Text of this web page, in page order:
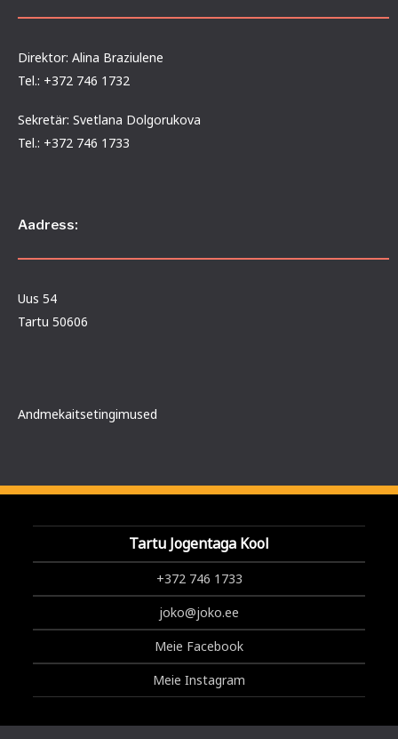
Direktor: Alina Braziulene
Tel.: +372 746 1732
Sekretär: Svetlana Dolgorukova
Tel.: +372 746 1733
Aadress:
Uus 54
Tartu 50606
Andmekaitsetingimused
Tartu Jogentaga Kool
+372 746 1733
joko@joko.ee
Meie Facebook
Meie Instagram